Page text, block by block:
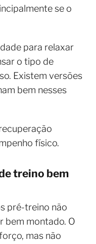
se o
para relaxar
o tipo de
Existem versões
bem nesses
físico.
treino bem
pré-treino não
bem montado. O
mas não